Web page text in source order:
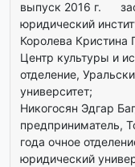
выпуск 2016 г.
юридический
Королева Кристина
Центр культуры и
отделение,
университет;
Никогосян Эдгар
предприниматель,
года очное
юридический